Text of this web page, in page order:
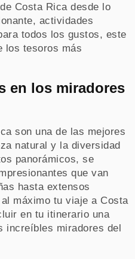
Costa Rica desde lo
actividades
todos los gustos, este
los tesoros más
en los miradores
son una de las mejores
natural y la diversidad
panorámicos, se
que van
hasta extensos
máximo tu viaje a Costa
en tu itinerario una
increíbles miradores del